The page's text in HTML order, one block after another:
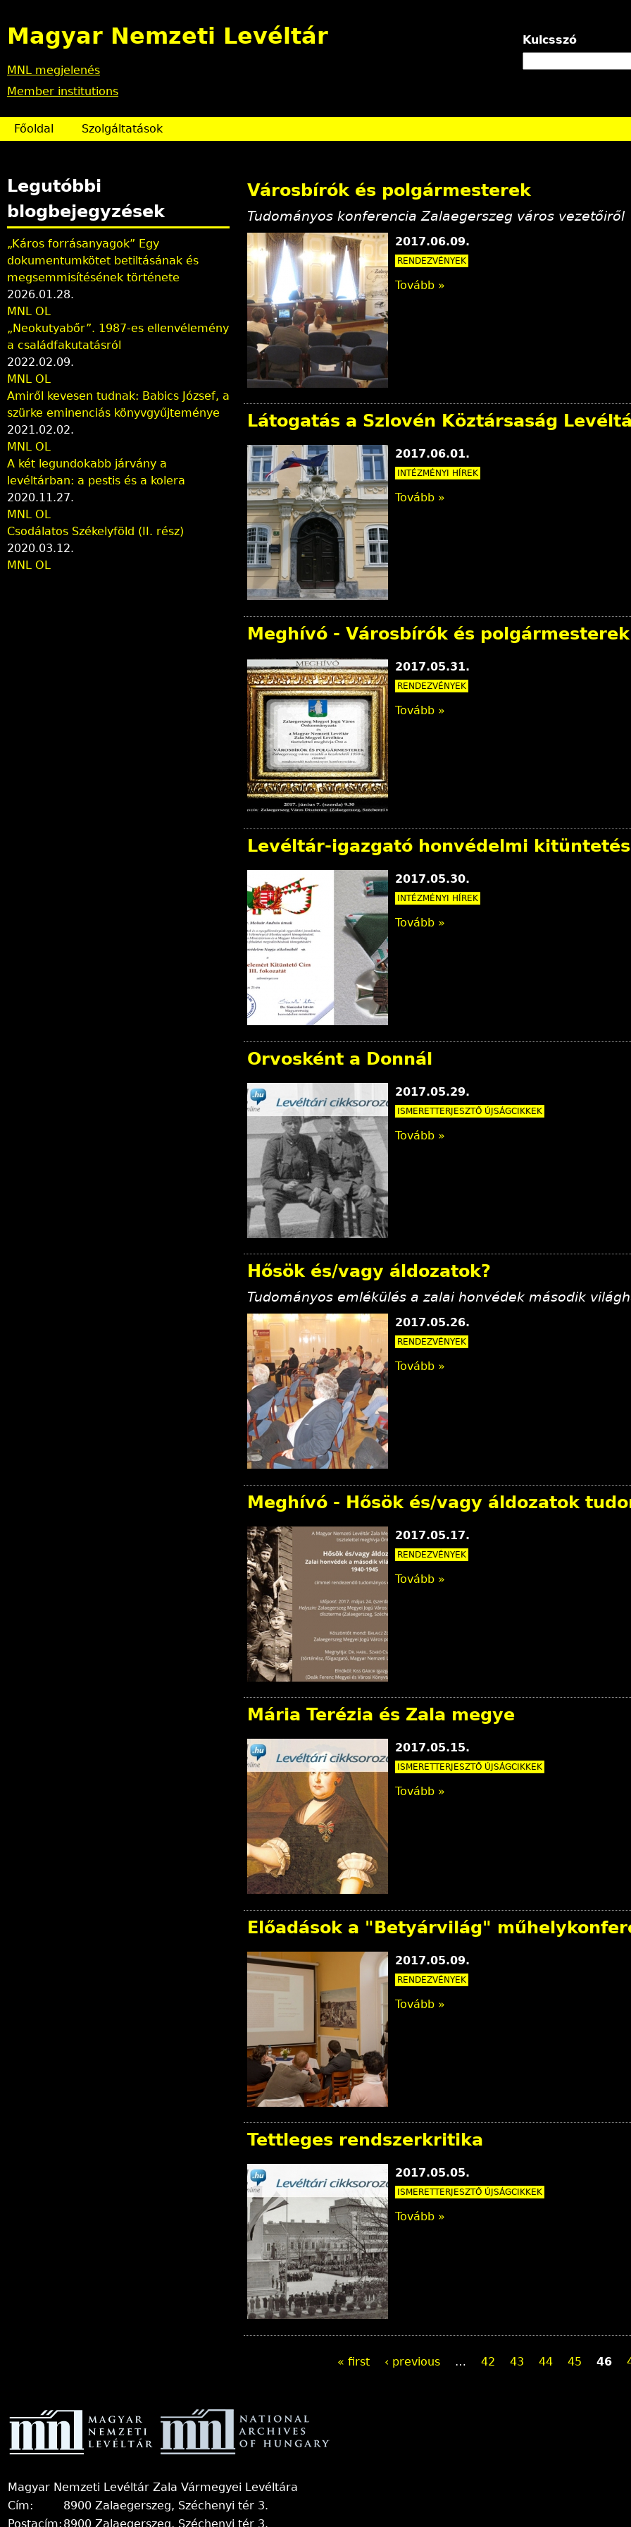
Magyar Nemzeti Levéltár Kulcsszó
MNL megjelenés
Member institutions
Városbírók és polgármesterek
Tudományos konferencia Zalaegerszeg város vezetőiről
2017.06.09.
RENDEZVÉNYEK
Tovább »
Látogatás a Szlovén Köztársaság
2017.06.01.
INTÉZMÉNYI HÍREK
Tovább »
Meghívó - Városbírók és
2017.05.31.
RENDEZVÉNYEK
Tovább »
Levéltár-igazgató honvédelmi
2017.05.30.
INTÉZMÉNYI HÍREK
Tovább »
Orvosként a Donnál
2017.05.29.
ISMERETTERJESZTŐ ÚJSÁGCIKKEK
Tovább »
Hősök és/vagy áldozatok?
Tudományos emlékülés a zalai honvédek második
2017.05.26.
RENDEZVÉNYEK
Tovább »
Meghívó - Hősök és/vagy áldozatok
2017.05.17.
RENDEZVÉNYEK
Tovább »
Mária Terézia és Zala megye
2017.05.15.
ISMERETTERJESZTŐ ÚJSÁGCIKKEK
Tovább »
Előadások a "Betyárvilág"
2017.05.09.
RENDEZVÉNYEK
Tovább »
Tettleges rendszerkritika
2017.05.05.
ISMERETTERJESZTŐ ÚJSÁGCIKKEK
Tovább »
g
s
« first ‹ previous … 42 43 44 45 46
Főoldal Szolgáltatások
Legutóbbi
blogbejegyzések
„Káros forrásanyagok” Egy
dokumentumkötet betiltásának és
megsemmisítésének története
2026.01.28.
MNL OL
„Neokutyabőr”. 1987-es ellenvélemény
a családfakutatásról
2022.02.09.
MNL OL
Amiről kevesen tudnak: Babics József, a
szürke eminenciás könyvgyűjteménye
2021.02.02.
MNL OL
A két legundokabb járvány a
levéltárban: a pestis és a kolera
2020.11.27.
MNL OL
Csodálatos Székelyföld (II. rész)
2020.03.12.
MNL OL
Magyar Nemzeti Levéltár Zala Vármegyei Levéltára
Cím:
8900 Zalaegerszeg, Széchenyi tér 3.
Postacím: 8900 Zalaegerszeg, Széchenyi tér 3.